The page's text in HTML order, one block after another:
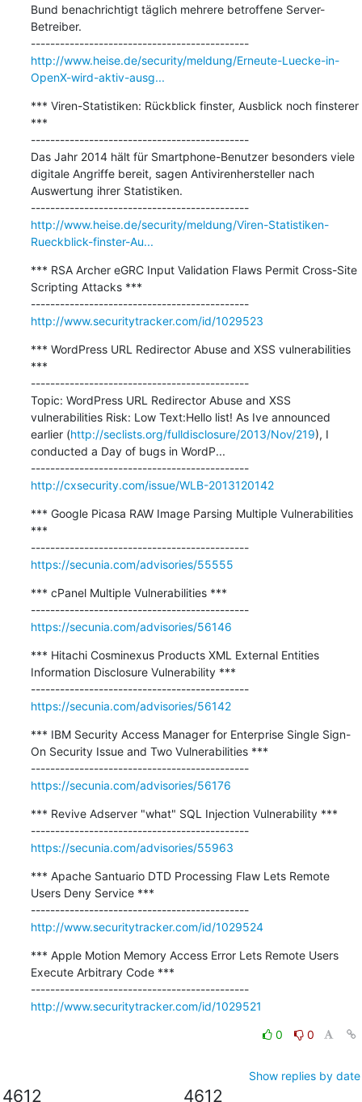
Bund benachrichtigt täglich mehrere betroffene Server-
Betreiber.
---------------------------------------------
http://www.heise.de/security/meldung/Erneute-Luecke-in-
OpenX-wird-aktiv-ausg...
*** Viren-Statistiken: Rückblick finster, Ausblick noch finsterer
***
---------------------------------------------
Das Jahr 2014 hält für Smartphone-Benutzer besonders viele
digitale Angriffe bereit, sagen Antivirenhersteller nach
Auswertung ihrer Statistiken.
---------------------------------------------
http://www.heise.de/security/meldung/Viren-Statistiken-
Rueckblick-finster-Au...
*** RSA Archer eGRC Input Validation Flaws Permit Cross-Site
Scripting Attacks ***
---------------------------------------------
http://www.securitytracker.com/id/1029523
*** WordPress URL Redirector Abuse and XSS vulnerabilities
***
---------------------------------------------
Topic: WordPress URL Redirector Abuse and XSS
vulnerabilities Risk: Low Text:Hello list! As Ive announced
earlier (http://seclists.org/fulldisclosure/2013/Nov/219), I
conducted a Day of bugs in WordP...
---------------------------------------------
http://cxsecurity.com/issue/WLB-2013120142
*** Google Picasa RAW Image Parsing Multiple Vulnerabilities
***
---------------------------------------------
https://secunia.com/advisories/55555
*** cPanel Multiple Vulnerabilities ***
---------------------------------------------
https://secunia.com/advisories/56146
*** Hitachi Cosminexus Products XML External Entities
Information Disclosure Vulnerability ***
---------------------------------------------
https://secunia.com/advisories/56142
*** IBM Security Access Manager for Enterprise Single Sign-
On Security Issue and Two Vulnerabilities ***
---------------------------------------------
https://secunia.com/advisories/56176
*** Revive Adserver "what" SQL Injection Vulnerability ***
---------------------------------------------
https://secunia.com/advisories/55963
*** Apache Santuario DTD Processing Flaw Lets Remote
Users Deny Service ***
---------------------------------------------
http://www.securitytracker.com/id/1029524
*** Apple Motion Memory Access Error Lets Remote Users
Execute Arbitrary Code ***
---------------------------------------------
http://www.securitytracker.com/id/1029521
0 0
Show replies by date
4612 4612